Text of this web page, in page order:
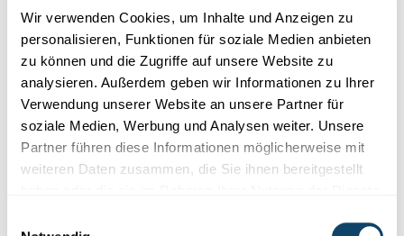
Wir verwenden Cookies, um Inhalte und Anzeigen zu
personalisieren, Funktionen für soziale Medien anbieten
zu können und die Zugriffe auf unsere Website zu
analysieren. Außerdem geben wir Informationen zu Ihrer
Verwendung unserer Website an unsere Partner für
soziale Medien, Werbung und Analysen weiter. Unsere
Partner führen diese Informationen möglicherweise mit
weiteren Daten zusammen, die Sie ihnen bereitgestellt
FORMATIOUNEN OP DER UNI LËTZEBUERG
Lëtzebuerger Sprooch a Kultur
Loscht déilëtzebuergeschSprooch a Kultur zeenséignéieren?
D’UniversitéitLëtzebuerg bitt och dëst Joer erëm zwou
Formatiounen un, fird'lëtzebuergerSprooch a Kultur ze